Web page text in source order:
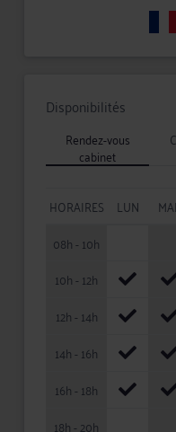
Disponibilités
Rendez-vous
cabinet
HORAIRES LUN
08h - 10h
10h - 12h
12h - 14h
14h - 16h
16h - 18h
18h - 20h